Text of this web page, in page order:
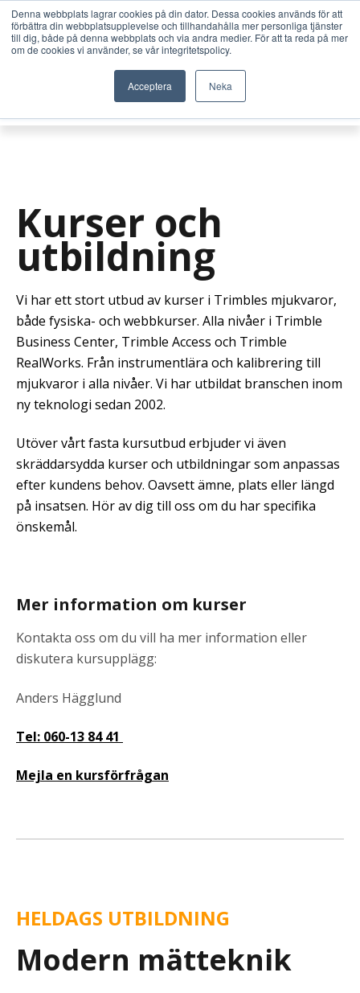
Denna webbplats lagrar cookies på din dator. Dessa cookies används för att
förbättra din webbplatsupplevelse och tillhandahålla mer personliga tjänster
till dig, både på denna webbplats och via andra medier. För att ta reda på mer
om de cookies vi använder, se vår integritetspolicy.
Acceptera Neka
Kurser och
utbildning
Vi har ett stort utbud av kurser i Trimbles mjukvaror,
både fysiska- och webbkurser. Alla nivåer i Trimble
Business Center, Trimble Access och Trimble
RealWorks. Från instrumentlära och kalibrering till
mjukvaror i alla nivåer. Vi har utbildat branschen inom
ny teknologi sedan 2002.
Utöver vårt fasta kursutbud erbjuder vi även
skräddarsydda kurser och utbildningar som anpassas
efter kundens behov. Oavsett ämne, plats eller längd
på insatsen. Hör av dig till oss om du har specifika
önskemål.
Mer information om kurser
Kontakta oss om du vill ha mer information eller
diskutera kursupplägg:
Anders Hägglund
Tel: 060-13 84 41
Mejla en kursförfrågan
HELDAGS UTBILDNING
Modern mätteknik